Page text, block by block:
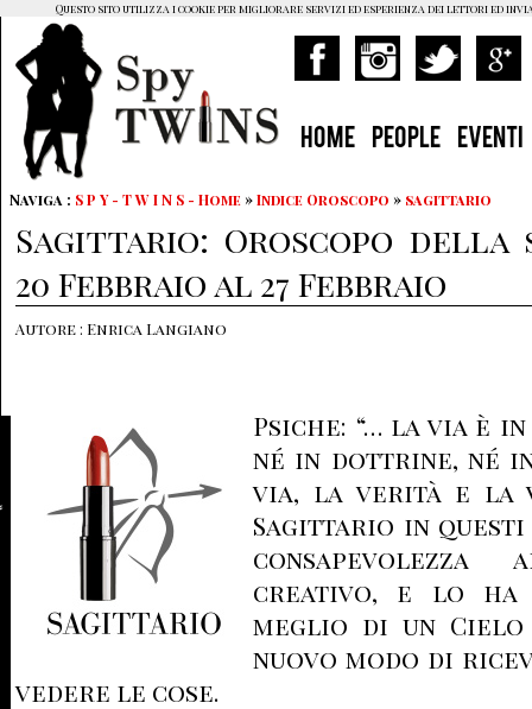
HOME PEOPLE EVENTI
Naviga : S P Y - T W I N S - Home »Indice Oroscopo » sagittario
Sagittario: Oroscopo della
20 Febbraio al 27 Febbraio
Autore : Enrica Langiano
Psiche: “… la via è
né in dottrine, né
via, la verità e la
Sagittario in
creativo, e lo
meglio di un Cielo
nuovo modo di
vedere le cose.
Questo sito utilizza i cookie per migliorare servizi ed esperienza dei lettori ed